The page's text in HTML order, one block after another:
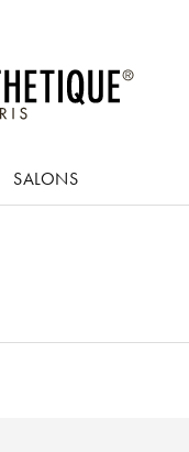
SALONS